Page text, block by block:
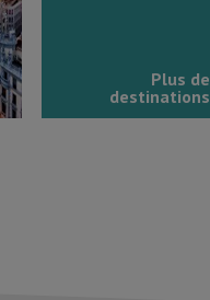
Plus de
destinations